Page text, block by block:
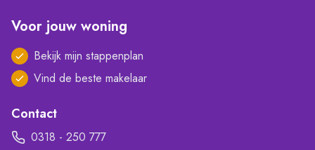
Voor jouw woning
Bekijk mijn stappenplan
Vind de beste makelaar
Contact
0318 - 250 777